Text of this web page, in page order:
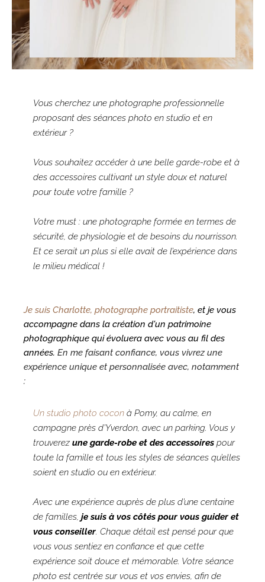
Vous cherchez une photographe professionnelle
proposant des séances photo en studio et en
extérieur ?
Vous souhaitez accéder à une belle garde-robe et à
des accessoires cultivant un style doux et naturel
pour toute votre famille ?
Votre must : une photographe formée en termes de
sécurité, de physiologie et de besoins du nourrisson.
Et ce serait un plus si elle avait de l’expérience dans
le milieu médical !
Je suis Charlotte, photographe portraitiste, et je vous
accompagne dans la création d'un patrimoine
photographique qui évoluera avec vous au fil des
années. En me faisant confiance, vous vivrez une
expérience unique et personnalisée avec, notamment
:
Un studio photo cocon​ à Pomy, au calme, en
campagne près d’Yverdon, avec un parking. Vous y
trouverez une garde-robe et des accessoirespour
toute la famille et tous les styles de séances qu’elles
soient en studio ou en extérieur.
Avec une expérience auprès de plus d’une centaine
de familles, je suis à vos côtés pour vous guider et
vous conseiller. Chaque détail est pensé pour que
vous vous sentiez en confiance et que cette
expérience soit douce et mémorable. Votre séance
photo est centrée sur vous et vos envies, afin de